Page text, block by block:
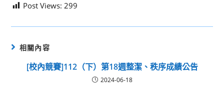
Post Views: 299
相關內容
[校內競賽]112（下）第18週整潔、秩序成績公告
2024-06-18